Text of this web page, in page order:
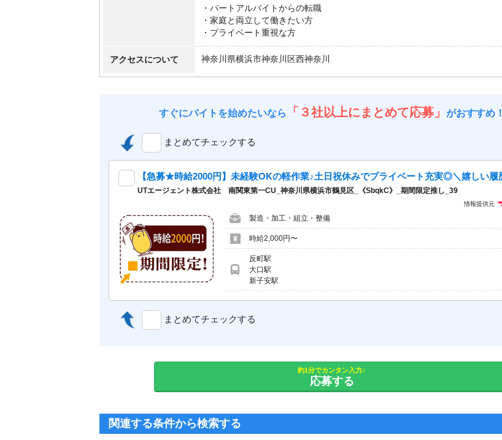
・パートアルバイトからの転職
・家庭と両立して働きたい方
・プライベート重視な方
アクセスについて 神奈川県横浜市神奈川区西神奈川
すぐにバイトを始めたいなら 「３社以上にまとめて応募」 がおすすめ！
まとめてチェックする
UTエージェント株式会社 南関東第一CU_神奈川県横浜市鶴見区_《SbqkC》_期間限定推し_39
情報提供元
製造・加工・組立・整備
時給2,000円〜
反町駅
大口駅
新子安駅
まとめてチェックする
約1分でカンタン入力♪
応募する
関連する条件から検索する